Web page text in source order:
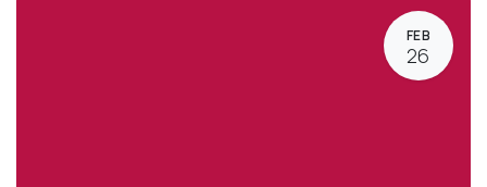
FEB
26